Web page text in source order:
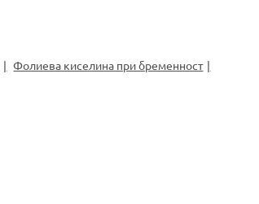
Фолиева киселина при бременност